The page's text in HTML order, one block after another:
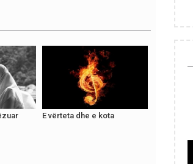
E vërteta dhe e kota